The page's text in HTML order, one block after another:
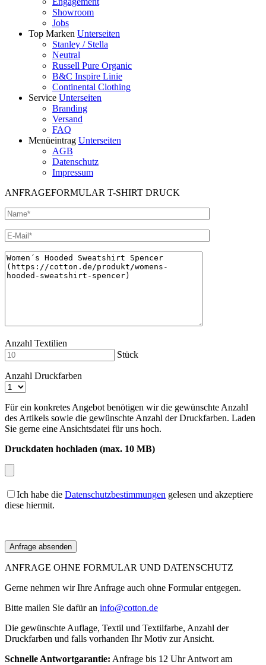
Showroom
Jobs
Top Marken Unterseiten
Stanley / Stella
Neutral
Russell Pure Organic
B&C Inspire Linie
Continental Clothing
Service Unterseiten
Branding
Versand
FAQ
Menüeintrag Unterseiten
AGB
Datenschutz
Impressum
ANFRAGEFORMULAR T-SHIRT DRUCK
Anzahl Textilien
Stück
Anzahl Druckfarben
Für ein konkretes Angebot benötigen wir die gewünschte Anzahl
des Artikels sowie die gewünschte Anzahl der Druckfarben. Laden
Sie gerne eine Ansichtsdatei für uns hoch.
Druckdaten hochladen (max. 10 MB)
Ich habe die Datenschutzbestimmungen gelesen und akzeptiere
diese hiermit.
ANFRAGE OHNE FORMULAR UND DATENSCHUTZ
Gerne nehmen wir Ihre Anfrage auch ohne Formular entgegen.
Bitte mailen Sie dafür an info@cotton.de
Die gewünschte Auflage, Textil und Textilfarbe, Anzahl der
Druckfarben und falls vorhanden Ihr Motiv zur Ansicht.
Schnelle Antwortgarantie: Anfrage bis 12 Uhr Antwort am